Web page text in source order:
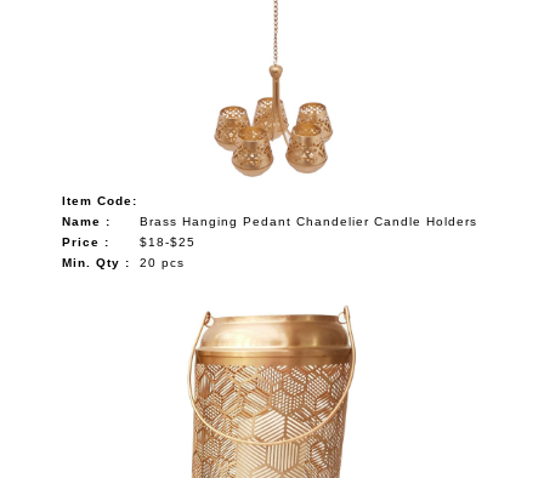
Item Code:
Name :
Brass Hanging Pedant Chandelier Candle Holders
Price :
$18-$25
Min. Qty :
20 pcs